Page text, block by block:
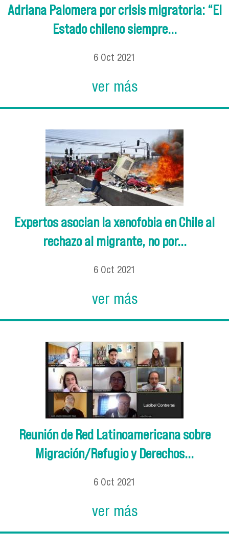
Adriana Palomera por crisis migratoria: “El
Estado chileno siempre...
6 Oct 2021
ver más
Expertos asocian la xenofobia en Chile al
rechazo al migrante, no por...
6 Oct 2021
ver más
Reunión de Red Latinoamericana sobre
Migración/Refugio y Derechos...
6 Oct 2021
ver más